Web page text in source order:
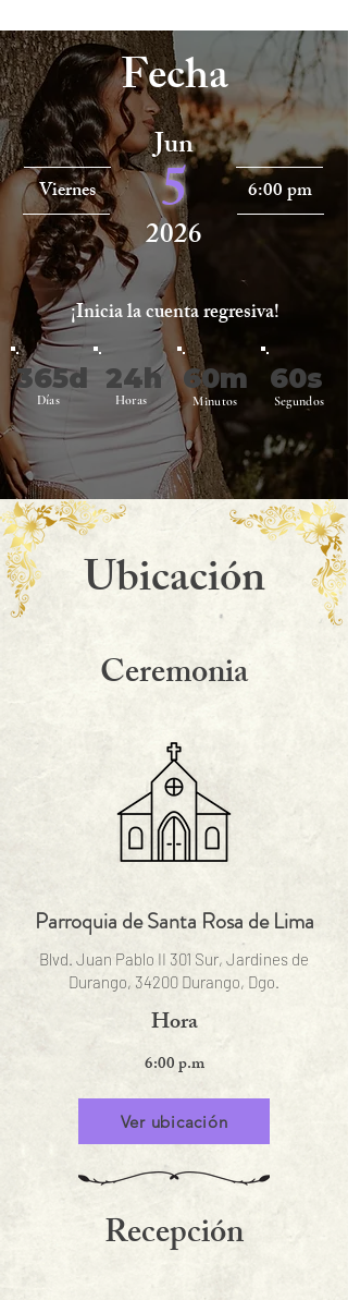
Fecha
Viernes 5
Jun
2026
6:00 pm
¡Inicia la cuenta regresiva!
Días Horas Minutos Segundos
365d 24h 60m 60s
Ubicación
Ceremonia
Parroquia de Santa Rosa de Lima
Blvd. Juan Pablo II 301 Sur, Jardines de
Durango, 34200 Durango, Dgo.
Hora
6:00 p.m
Ver ubicación
Recepción